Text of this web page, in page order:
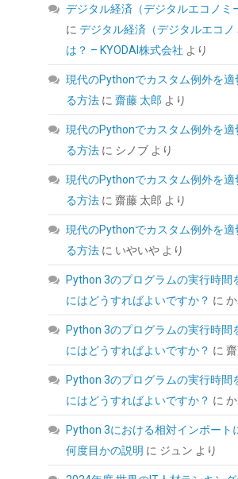
ID-COOLING FROZN A620 PRO SE -
アウトデュアルタワーエアCPUクー
の6mm熱管、デュアル
ァン、Intel LGA1700/1851/1200/
AMD AM4/AM5（高さ157mm) | 6本
イプ、デュアル120mm静音ファン、
27.2dB(A)。Intel LGA1851/1700/
AMD AM5/AM4に対応。取り付け簡
(542600 ) GBP 20.85
GMT +09:00 時点 -
詳細はこちら )
【整備済み品】 Earth Dreams内蔵
3.5インチ デスクトップPC 増設・デ
アップ用 ハードディスク 保証1年
(538575) GBP 45.19
GMT +09:00 時点 -詳細はこちら)
デジタル経済（デジタルエコノミ
にデジタル経済（デジタルエコノ
は？ – KYODAI株式会社 より
現代のPythonでカスタム例外を適
る方法 に齋藤 太郎 より
現代のPythonでカスタム例外を適
る方法 に シノブ より
現代のPythonでカスタム例外を適
る方法 に齋藤 太郎 より
現代のPythonでカスタム例外を適
る方法 に いやいや より
Python 3のプログラムの実行時間
にはどうすればよいですか？ に
Python 3のプログラムの実行時間
にはどうすればよいですか？ に
Python 3のプログラムの実行時間
にはどうすればよいですか？ に
Python 3における相対インポート
何度目かの説明 に ジュン より